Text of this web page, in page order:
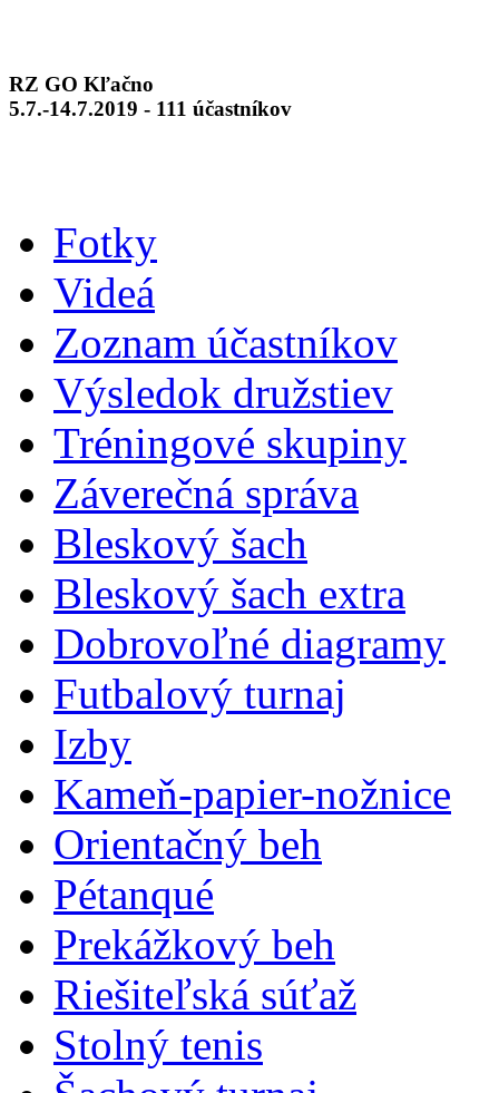
RZ GO Kľačno
5.7.-14.7.2019 - 111 účastníkov
Fotky
Videá
Zoznam účastníkov
Výsledok družstiev
Tréningové skupiny
Záverečná správa
Bleskový šach
Bleskový šach extra
Dobrovoľné diagramy
Futbalový turnaj
Izby
Kameň-papier-nožnice
Orientačný beh
Pétanqué
Prekážkový beh
Riešiteľská súťaž
Stolný tenis